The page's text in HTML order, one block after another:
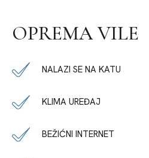
OPREMA VILE
NALAZI SE NA KATU
KLIMA UREĐAJ
BEŽIĆNI INTERNET